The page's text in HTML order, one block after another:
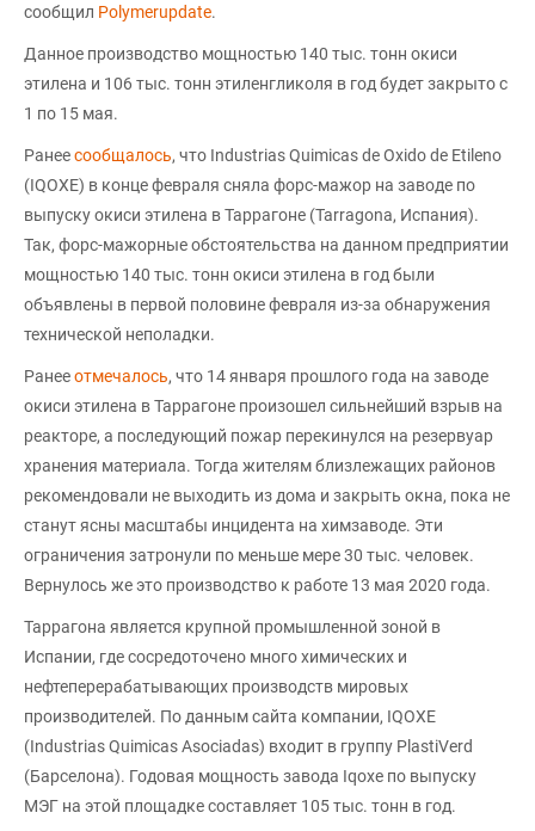
сообщил Polymerupdate.
Данное производство мощностью 140 тыс. тонн окиси
этилена и 106 тыс. тонн этиленгликоля в год будет закрыто с
1 по 15 мая.
Ранеесообщалось, что Industrias Quimicas de Oxido de Etileno
(IQOXE) в конце февраля сняла форс-мажор на заводе по
выпуску окиси этилена в Таррагоне (Tarragona, Испания).
Так, форс-мажорные обстоятельства на данном предприятии
мощностью 140 тыс. тонн окиси этилена в год были
объявлены в первой половине февраля из-за обнаружения
технической неполадки.
Ранееотмечалось, что 14 января прошлого года на заводе
окиси этилена в Таррагоне произошел сильнейший взрыв на
реакторе, а последующий пожар перекинулся на резервуар
хранения материала. Тогда жителям близлежащих районов
рекомендовали не выходить из дома и закрыть окна, пока не
станут ясны масштабы инцидента на химзаводе. Эти
ограничения затронули по меньше мере 30 тыс. человек.
Вернулось же это производство к работе 13 мая 2020 года.
Таррагона является крупной промышленной зоной в
Испании, где сосредоточено много химических и
нефтеперерабатывающих производств мировых
производителей. По данным сайта компании, IQOXE
(Industrias Quimicas Asociadas) входит в группу PlastiVerd
(Барселона). Годовая мощность завода Iqoxe по выпуску
МЭГ на этой площадке составляет 105 тыс. тонн в год.